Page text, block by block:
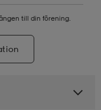
till din förening.